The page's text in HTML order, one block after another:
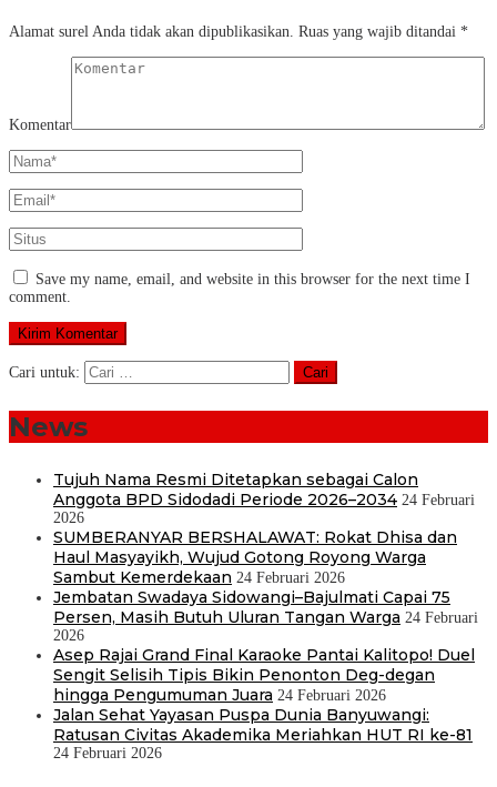
Alamat surel Anda tidak akan dipublikasikan. Ruas yang wajib ditandai *
Komentar
Save my name, email, and website in this browser for the next time I
comment.
Cari untuk:
News
Tujuh Nama Resmi Ditetapkan sebagai Calon
Anggota BPD Sidodadi Periode 2026–2034 24 Februari
2026
SUMBERANYAR BERSHALAWAT: Rokat Dhisa dan
Haul Masyayikh, Wujud Gotong Royong Warga
Sambut Kemerdekaan 24 Februari 2026
Jembatan Swadaya Sidowangi–Bajulmati Capai 75
Persen, Masih Butuh Uluran Tangan Warga 24 Februari
2026
Asep Rajai Grand Final Karaoke Pantai Kalitopo! Duel
Sengit Selisih Tipis Bikin Penonton Deg-degan
hingga Pengumuman Juara 24 Februari 2026
Jalan Sehat Yayasan Puspa Dunia Banyuwangi:
Ratusan Civitas Akademika Meriahkan HUT RI ke-81
24 Februari 2026